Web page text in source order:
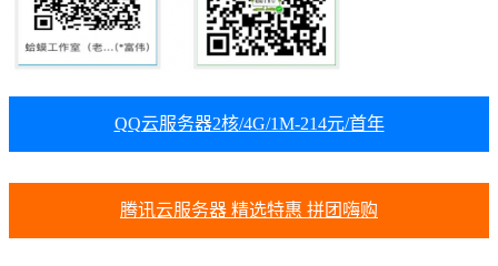
QQ云服务器2核/4G/1M-214元/首年
腾讯云服务器 精选特惠 拼团嗨购